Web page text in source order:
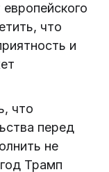
что
и
что
перед
не
Трамп